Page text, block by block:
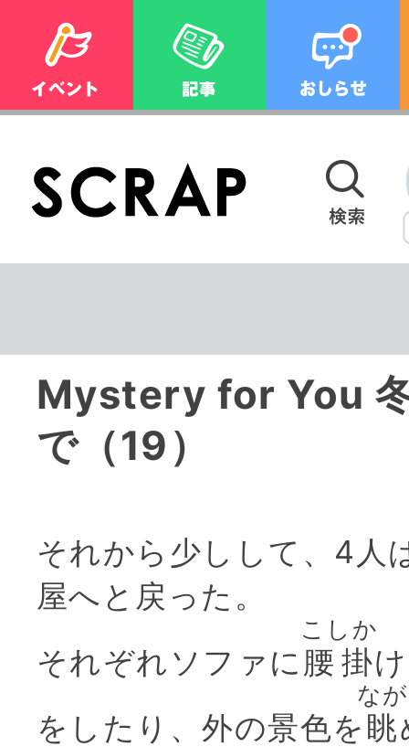
Mystery for You
で（19）
それから少しして、4人
屋へと戻った。
それぞれソファに 腰掛
こしか
をしたり、外の景色を眺
なが